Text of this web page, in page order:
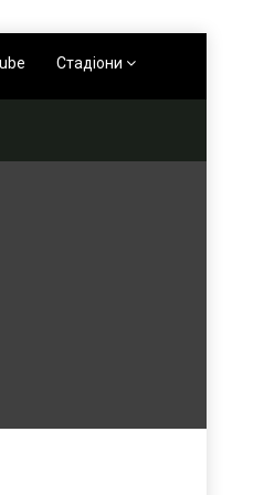
Стадіони